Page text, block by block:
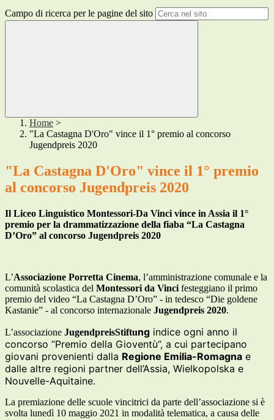
Campo di ricerca per le pagine del sito
Home >
"La Castagna D'Oro" vince il 1° premio al concorso
Jugendpreis 2020
"La Castagna D'Oro" vince il 1° premio
al concorso Jugendpreis 2020
Il Liceo Linguistico Montessori-Da Vinci vince in Assia il 1°
premio per la drammatizzazione della fiaba “La Castagna
D’Oro” al concorso Jugendpreis 2020
L’Associazione Porretta Cinema, l’amministrazione comunale e la
comunità scolastica del Montessori da Vinci festeggiano il primo
premio del video “La Castagna D’Oro” - in tedesco “Die goldene
Kastanie” - al concorso internazionale Jugendpreis 2020.
L’associazione JugendpreisStiftung indice ogni anno il
concorso “Premio della Gioventù”, a cui partecipano
giovani provenienti dalla Regione Emilia-Romagna e
dalle altre regioni partner dell’Assia, Wielkopolska e
Nouvelle-Aquitaine.
La premiazione delle scuole vincitrici da parte dell’associazione si è
svolta lunedì 10 maggio 2021 in modalità telematica, a causa delle